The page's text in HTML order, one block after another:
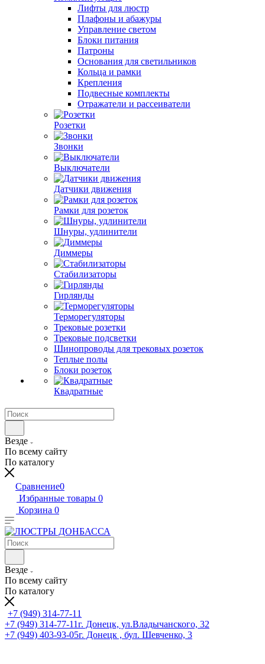
Лифты для люстр
Плафоны и абажуры
Управление светом
Блоки питания
Патроны
Основания для светильников
Кольца и рамки
Крепления
Подвесные комплекты
Отражатели и рассеиватели
Розетки
Звонки
Выключатели
Датчики движения
Рамки для розеток
Шнуры, удлинители
Диммеры
Стабилизаторы
Гирлянды
Терморегуляторы
Трековые розетки
Трековые подсветки
Шинопроводы для трековых розеток
Теплые полы
Блоки розеток
Квадратные
Везде
По всему сайту
По каталогу
Сравнение0
Избранные товары 0
Корзина 0
Везде
По всему сайту
По каталогу
+7 (949) 314-77-11
+7 (949) 314-77-11г. Донецк, ул.Владычанского, 32
+7 (949) 403-93-05г. Донецк , бул. Шевченко, 3